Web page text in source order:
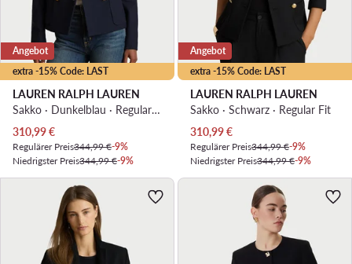
extra -15% Code: LAST
Angebot
LAUREN RALPH LAUREN
Sakko · Dunkelblau · Regular Fit
Aktueller Preis
310,99€
Regulärer Preis344,99 €-9%
Niedrigster Preis344,99 €-9%
extra -15% Code: LAST
Angebot
LAUREN RALPH LAUREN
Sakko · Schwarz · Regular Fit
Aktueller Preis
310,99€
Regulärer Preis344,99 €-9%
Niedrigster Preis344,99 €-9%